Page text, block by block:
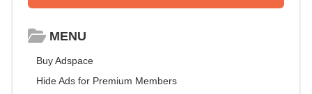
MENU
Buy Adspace
Hide Ads for Premium Members